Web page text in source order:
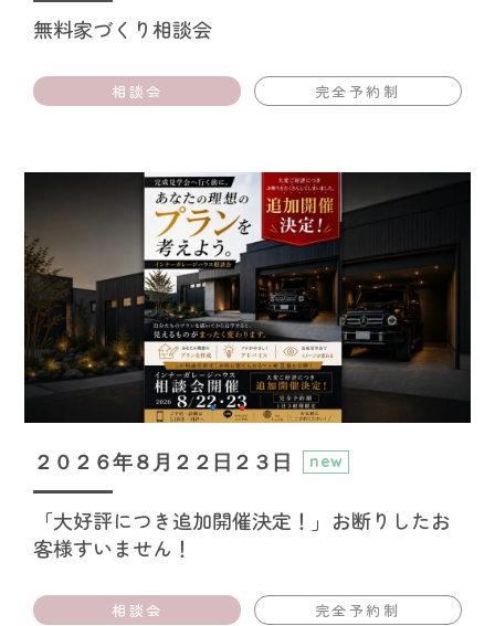
無料家づくり相談会
相談会 完全予約制
２０２６年８月２２日２３日 new
「大好評につき追加開催決定！」お断りしたお
客様すいません！
相談会 完全予約制